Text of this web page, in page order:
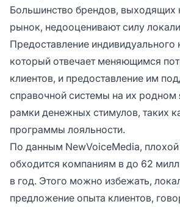
Большинство брендов, выходящих
рынок, недооценивают силу
Предоставление индивидуального
который отвечает меняющимся
клиентов, и предоставление им
справочной системы на их родном
рамки денежных стимулов, таких
программы лояльности.
По данным NewVoiceMedia, плохой
обходится компаниям в до 62
в год. Этого можно избежать,
предложение опыта клиентов,